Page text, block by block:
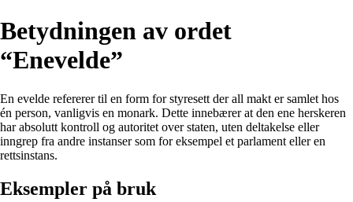
Betydningen av ordet
“Enevelde”
En evelde refererer til en form for styresett der all makt er samlet hos
én person, vanligvis en monark. Dette innebærer at den ene herskeren
har absolutt kontroll og autoritet over staten, uten deltakelse eller
inngrep fra andre instanser som for eksempel et parlament eller en
rettsinstans.
Eksempler på bruk